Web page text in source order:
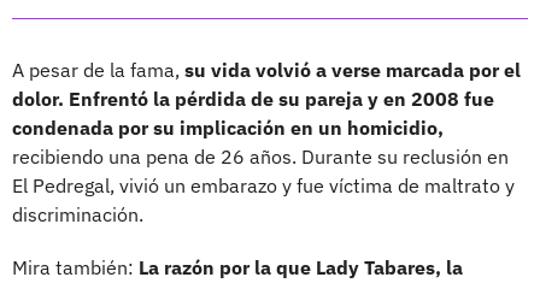
A pesar de la fama, su vida volvió a verse marcada por el
dolor. Enfrentó la pérdida de su pareja y en 2008 fue
condenada por su implicación en un homicidio,
recibiendo una pena de 26 años. Durante su reclusión en
El Pedregal, vivió un embarazo y fue víctima de maltrato y
discriminación.
Mira también: La razón por la que Lady Tabares, la